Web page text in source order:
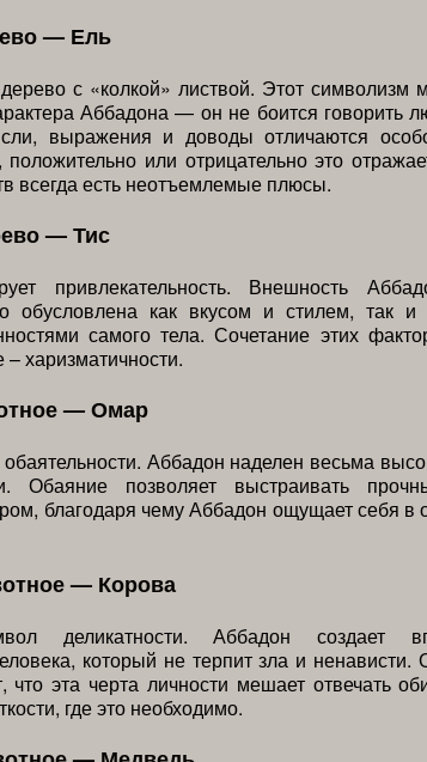
— Ель
с «колкой» листвой. Этот символизм
Аббадона — он не боится говорить
выражения и доводы отличаются
положительно или отрицательно это
всегда есть неотъемлемые плюсы.
— Тис
привлекательность. Внешность
обусловлена как вкусом и стилем, так и
самого тела. Сочетание этих
харизматичности.
— Омар
Аббадон наделен весьма
Обаяние позволяет выстраивать
благодаря чему Аббадон ощущает себя в
— Корова
деликатности. Аббадон создает
который не терпит зла и ненависти.
что эта черта личности мешает отвечать
где это необходимо.